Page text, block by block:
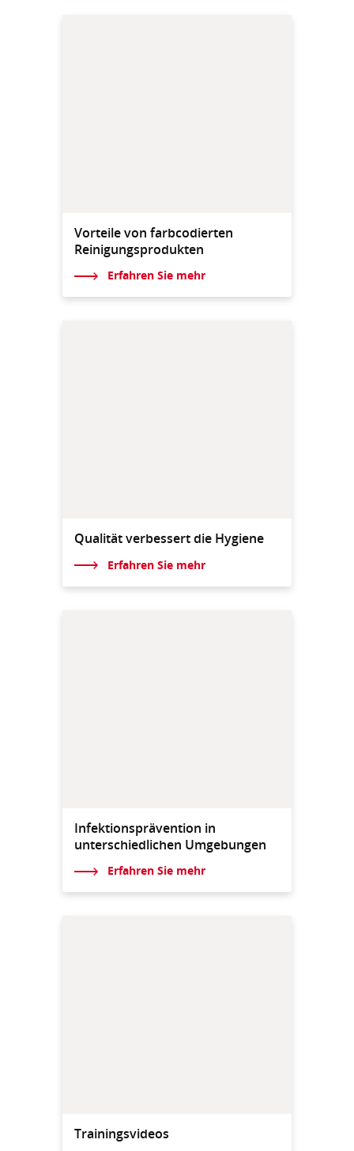
Vorteile von farbcodierten
Reinigungsprodukten
Erfahren Sie mehr
Qualität verbessert die Hygiene
Erfahren Sie mehr
Infektionsprävention in
unterschiedlichen Umgebungen
Erfahren Sie mehr
Trainingsvideos